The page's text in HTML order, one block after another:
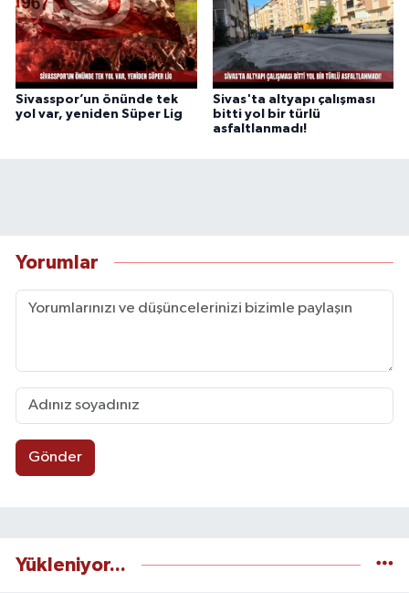
Sivasspor’un önünde tek
yol var, yeniden Süper Lig
Sivas'ta altyapı çalışması
bitti yol bir türlü
asfaltlanmadı!
Yorumlar
Gönder
Yükleniyor...